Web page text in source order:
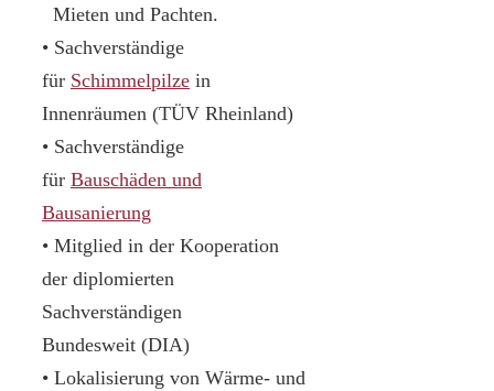
Mieten und Pachten.
• Sachverständige
für Schimmelpilze in
Innenräumen (TÜV Rheinland)
• Sachverständige
für Bauschäden und
Bausanierung
• Mitglied in der Kooperation
der diplomierten
Sachverständigen
Bundesweit (DIA)
• Lokalisierung von Wärme- und